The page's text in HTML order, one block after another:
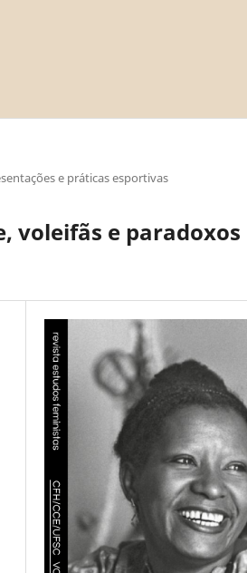
e práticas esportivas
voleifãs e paradoxos